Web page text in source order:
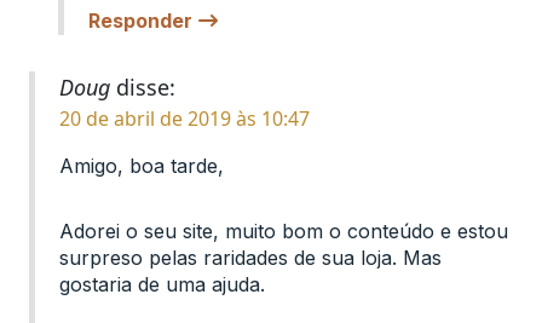
Responder
Doug disse:
20 de abril de 2019 às 10:47
Amigo, boa tarde,
Adorei o seu site, muito bom o conteúdo e estou
surpreso pelas raridades de sua loja. Mas
gostaria de uma ajuda.